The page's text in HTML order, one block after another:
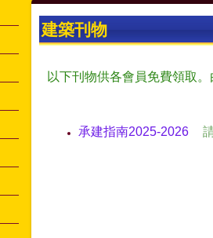
建築刊物
以下刊物供各會員免費領取。
承建指南2025-2026